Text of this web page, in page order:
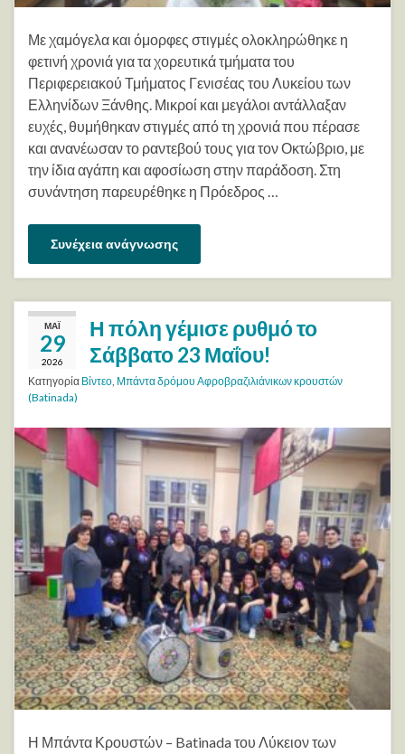
Με χαμόγελα και όμορφες στιγμές ολοκληρώθηκε η
φετινή χρονιά για τα χορευτικά τμήματα του
Περιφερειακού Τμήματος Γενισέας του Λυκείου των
Ελληνίδων Ξάνθης. Μικροί και μεγάλοι αντάλλαξαν
ευχές, θυμήθηκαν στιγμές από τη χρονιά που πέρασε
και ανανέωσαν το ραντεβού τους για τον Οκτώβριο, με
την ίδια αγάπη και αφοσίωση στην παράδοση. Στη
συνάντηση παρευρέθηκε η Πρόεδρος …
Συνέχεια ανάγνωσης
ΜΆΙ
29
2026
Η πόλη γέμισε ρυθμό το
Σάββατο 23 Μαΐου!
Κατηγορία Βίντεο, Μπάντα δρόμου Αφροβραζιλιάνικων κρουστών
(Batinada)
Η Μπάντα Κρουστών – Batinada του Λύκειον των